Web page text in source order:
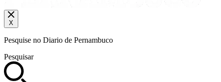
X
Pesquise no Diario de Pernambuco
Pesquisar